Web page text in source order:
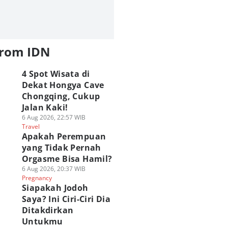
IDN
4 Spot Wisata di
Dekat Hongya Cave
Chongqing, Cukup
Jalan Kaki!
6 Aug 2026, 22:57 WIB
Travel
Apakah Perempuan
yang Tidak Pernah
Orgasme Bisa Hamil?
6 Aug 2026, 20:37 WIB
Pregnancy
Siapakah Jodoh
Saya? Ini Ciri-Ciri Dia
Ditakdirkan
Untukmu